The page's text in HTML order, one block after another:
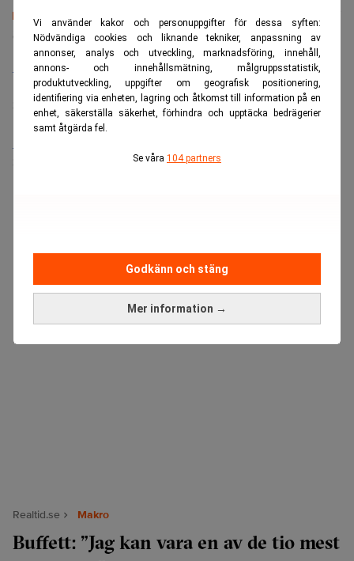
Vi använder kakor och personuppgifter för dessa syften:
Nödvändiga cookies och liknande tekniker, anpassning av
annonser, analys och utveckling, marknadsföring, innehåll,
annons- och innehållsmätning, målgruppsstatistik,
produktutveckling, uppgifter om geografisk positionering,
identifiering via enheten, lagring och åtkomst till information på en
enhet, säkerställa säkerhet, förhindra och upptäcka bedrägerier
samt åtgärda fel.
Se våra 104 partners
Mer information →
Godkänn och stäng
Senaste lediga jobben
Bolagsjurist till Eltel AB
Placering:Bromma, Stockholm
Sista ansökningsdag:21/08/2026
Sista ansökningsdag: 13/06/2026
Realtid.se Makro
Buffett: ”Jag kan vara en av de tio mest